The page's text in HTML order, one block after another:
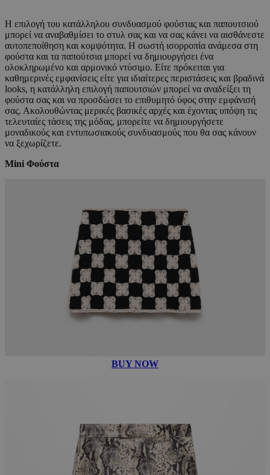
Η επιλογή του κατάλληλου συνδυασμού φούστας και παπουτσιού
μπορεί να αναβαθμίσει το στυλ σας και να σας κάνει να αισθάνεστε
αυτοπεποίθηση και κομψότητα. Η σωστή ισορροπία ανάμεσα στη
φούστα και τα παπούτσια μπορεί να δημιουργήσει ένα
ολοκληρωμένο και αρμονικό ντύσιμο. Είτε πρόκειται για
καθημερινές εμφανίσεις είτε για ιδιαίτερες περιστάσεις και βραδινά
looks, η κατάλληλη επιλογή παπουτσιών μπορεί να αναδείξει τη
φούστα σας και να προσδώσει το επιθυμητό ύφος στην εμφάνισή
σας. Ακολουθώντας μερικές βασικές αρχές και έχοντας υπόψη τις
τελευταίες τάσεις της μόδας, μπορείτε να δημιουργήσετε
μοναδικούς και εντυπωσιακούς συνδυασμούς που θα σας κάνουν
να ξεχωρίζετε.
Mini Φούστα
BUY NOW